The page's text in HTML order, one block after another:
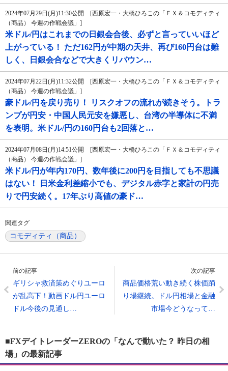
2024年07月29日(月)11:30公開 [西原宏一・大橋ひろこの「ＦＸ＆コモディティ
（商品） 今週の作戦会議」]
米ドル/円はこれまでの日銀会合後、必ずと言っていいほど
上がっている！ ただ162円が中期の天井、再び160円台は難
しく、日銀会合などで大きくリバウン…
2024年07月22日(月)11:32公開 [西原宏一・大橋ひろこの「ＦＸ＆コモディティ
（商品） 今週の作戦会議」]
豪ドル/円を戻り売り！ リスクオフの流れが続きそう。トラ
ンプが円安・中国人民元安を嫌悪し、台湾の半導体に不満
を表明。米ドル/円の160円台も2回落と…
2024年07月08日(月)14:51公開 [西原宏一・大橋ひろこの「ＦＸ＆コモディティ
（商品） 今週の作戦会議」]
米ドル/円が年内170円、数年後に200円を目指しても不思議
はない！ 日米金利差縮小でも、デジタル赤字と家計の円売
りで円安続く。17年ぶり高値の豪ド…
関連タグ
コモディティ（商品）
前の記事
ギリシャ救済策めぐりユーロ
が乱高下！動画ドル円ユーロ
ドル今後の見通し…
次の記事
商品価格荒い動き続く株価踊
り場継続。ドル円相場と金融
市場今どうなって…
■FXデイトレーダーZEROの「なんで動いた？ 昨日の相
場」の最新記事